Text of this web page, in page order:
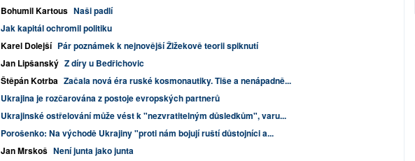
Bohumil Kartous Naši padlí
Jak kapitál ochromil politiku
Karel Dolejší Pár poznámek k nejnovější Žižekově teorii spiknutí
Jan Lipšanský Z díry u Bedřichovic
Štěpán Kotrba Začala nová éra ruské kosmonautiky. Tiše a nenápadně...
Ukrajina je rozčarována z postoje evropských partnerů
Ukrajinské ostřelování může vést k "nezvratitelným důsledkům", varu...
Porošenko: Na východě Ukrajiny "proti nám bojují ruští důstojníci a...
Jan Mrskoš Není junta jako junta